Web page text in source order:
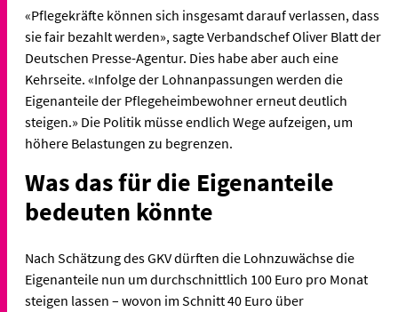
«Pflegekräfte können sich insgesamt darauf verlassen, dass
sie fair bezahlt werden», sagte Verbandschef Oliver Blatt der
Deutschen Presse-Agentur. Dies habe aber auch eine
Kehrseite. «Infolge der Lohnanpassungen werden die
Eigenanteile der Pflegeheimbewohner erneut deutlich
steigen.» Die Politik müsse endlich Wege aufzeigen, um
höhere Belastungen zu begrenzen.
Was das für die Eigenanteile
bedeuten könnte
Nach Schätzung des GKV dürften die Lohnzuwächse die
Eigenanteile nun um durchschnittlich 100 Euro pro Monat
steigen lassen – wovon im Schnitt 40 Euro über